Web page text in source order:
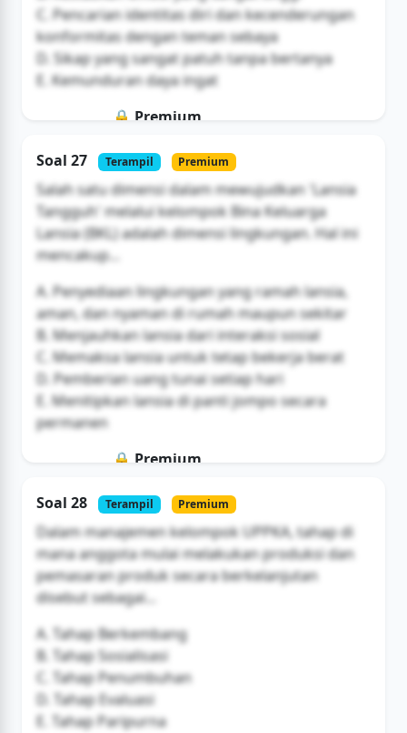
C. Pencarian identitas diri dan kecenderungan
konformitas dengan teman sebaya
D. Sikap yang sangat patuh tanpa bertanya
E. Kemunduran daya ingat
🔒 Premium
Buka Akses
Soal 27 Terampil Premium
Salah satu dimensi dalam mewujudkan 'Lansia
Tangguh' melalui kelompok Bina Keluarga
Lansia (BKL) adalah dimensi lingkungan. Hal ini
mencakup...
A. Penyediaan lingkungan yang ramah lansia,
aman, dan nyaman di rumah maupun sekitar
B. Menjauhkan lansia dari interaksi sosial
C. Memaksa lansia untuk tetap bekerja berat
D. Pemberian uang tunai setiap hari
E. Menitipkan lansia di panti jompo secara
permanen
🔒 Premium
Buka Akses
Soal 28 Terampil Premium
Dalam manajemen kelompok UPPKA, tahap di
mana anggota mulai melakukan produksi dan
pemasaran produk secara berkelanjutan
disebut sebagai...
A. Tahap Berkembang
B. Tahap Sosialisasi
C. Tahap Penumbuhan
D. Tahap Evaluasi
E. Tahap Paripurna